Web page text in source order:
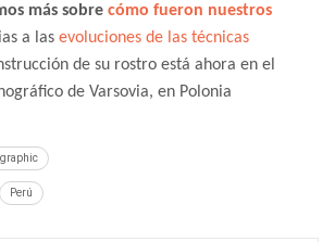
más sobre cómo fueron nuestros
a las evoluciones de las técnicas
de su rostro está ahora en el
de Varsovia, en Polonia
Perú